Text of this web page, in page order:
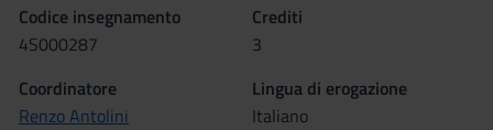
Codice insegnamento
4S000287
Crediti
3
Coordinatore
Renzo Antolini
Lingua di erogazione
Italiano